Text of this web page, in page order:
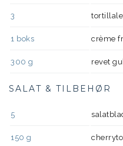
3
1 boks crème
300 g revet
SALAT & TILBEHØR
5
150 g